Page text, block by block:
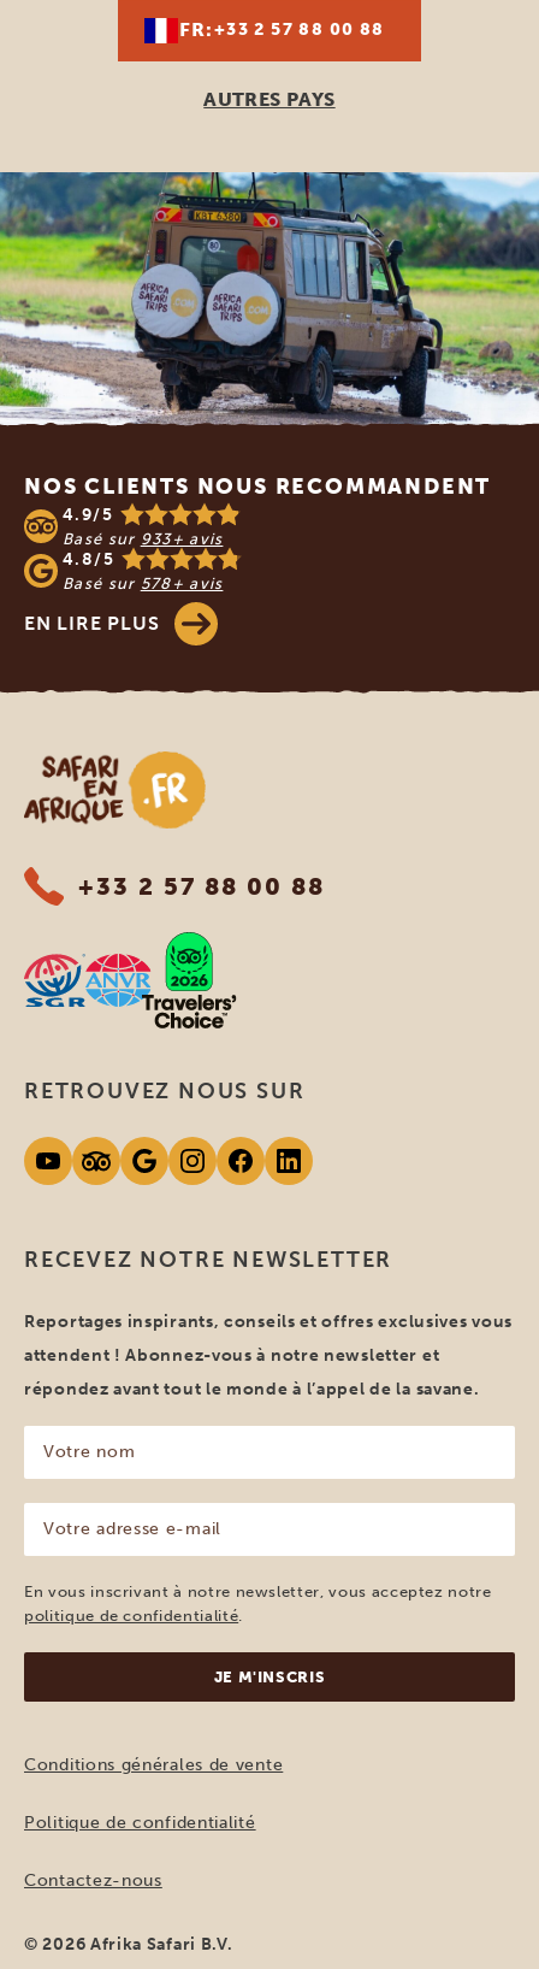
FR:+33 2 57 88 00 88
AUTRES PAYS
NOS CLIENTS NOUS RECOMMANDENT
4.9/5
Basé sur 933+ avis
4.8/5
Basé sur 578+ avis
EN LIRE PLUS
Safari en Afrique
+33 2 57 88 00 88
RECEVEZ NOTRE NEWSLETTER
Reportages inspirants, conseils et offres exclusives vous
attendent ! Abonnez-vous à notre newsletter et
répondez avant tout le monde à l’appel de la savane.
nom
(Nécessaire)
adresse
e-
mail
(Nécessaire)
En vous inscrivant à notre newsletter, vous acceptez notre
politique de confidentialité.
RETROUVEZ NOUS SUR
Conditions générales de vente
Politique de confidentialité
Contactez-nous
© 2026 Afrika Safari B.V.